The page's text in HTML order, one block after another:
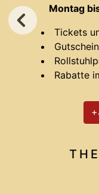
Montag
Tickets
Rabatte